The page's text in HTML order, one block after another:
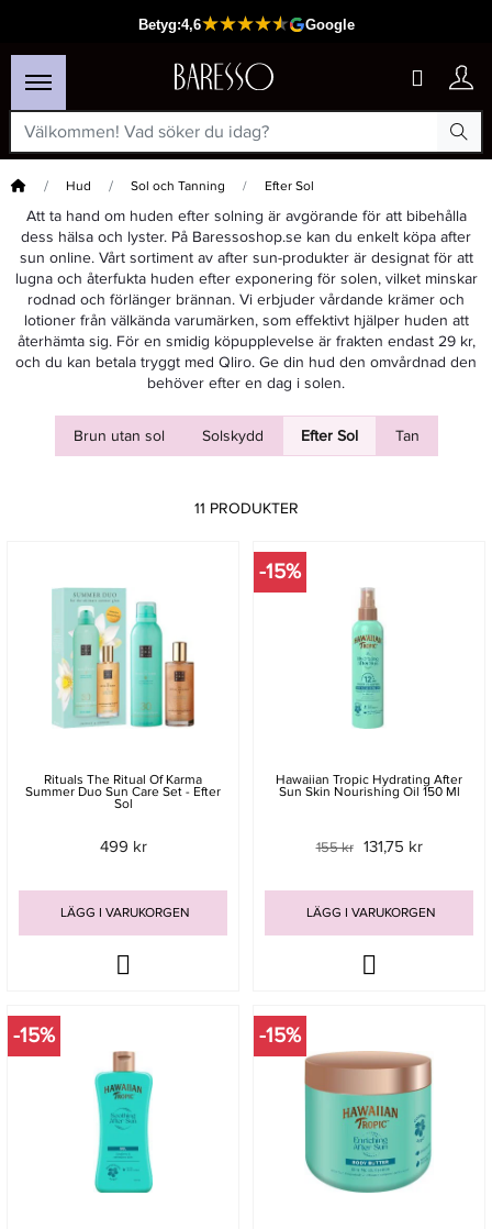
Hem Hud Sol och Tanning Efter Sol
Att ta hand om huden efter solning är avgörande för att bibehålla
dess hälsa och lyster. På Baressoshop.se kan du enkelt köpa after
sun online. Vårt sortiment av after sun-produkter är designat för att
lugna och återfukta huden efter exponering för solen, vilket minskar
rodnad och förlänger brännan. Vi erbjuder vårdande krämer och
lotioner från välkända varumärken, som effektivt hjälper huden att
återhämta sig. För en smidig köpupplevelse är frakten endast 29 kr,
och du kan betala tryggt med Qliro. Ge din hud den omvårdnad den
behöver efter en dag i solen.
Brun utan sol Solskydd Efter Sol Tan
11 PRODUKTER
Rituals The Ritual Of Karma
Summer Duo Sun Care Set - Efter
Sol
499 kr
LÄGG I VARUKORGEN
-15%
Hawaiian Tropic Hydrating After
Sun Skin Nourishing Oil 150 Ml
155 kr 131,75 kr
LÄGG I VARUKORGEN
-15% -15%